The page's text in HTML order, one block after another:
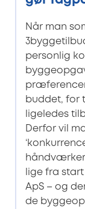
Når man
personlig
buddet, for
ligeledes
Derfor vil
lige fra
ApS – og
de